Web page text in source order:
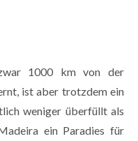
1000 km von der
ist aber trotzdem ein
weniger überfüllt als
ein Paradies für